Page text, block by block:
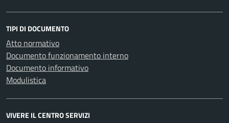
TIPI DI DOCUMENTO
Atto normativo
Documento funzionamento interno
Documento informativo
Modulistica
VIVERE IL CENTRO SERVIZI